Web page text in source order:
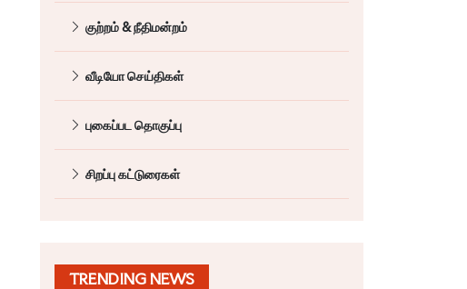
குற்றம் & நீதிமன்றம்
வீடியோ செய்திகள்
புகைப்பட தொகுப்பு
சிறப்பு கட்டுரைகள்
TRENDING NEWS